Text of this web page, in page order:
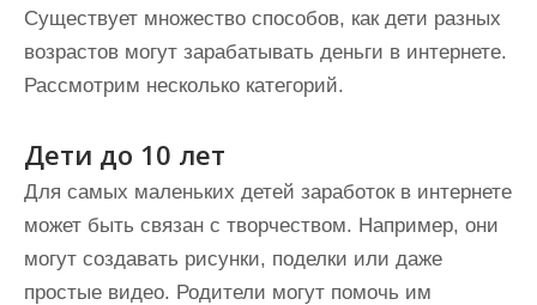
Существует множество способов, как дети разных
возрастов могут зарабатывать деньги в интернете.
Рассмотрим несколько категорий.
Дети до 10 лет
Для самых маленьких детей заработок в интернете
может быть связан с творчеством. Например, они
могут создавать рисунки, поделки или даже
простые видео. Родители могут помочь им